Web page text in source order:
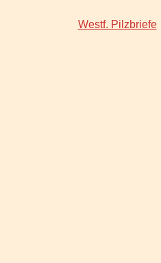
Westf. Pilzbriefe